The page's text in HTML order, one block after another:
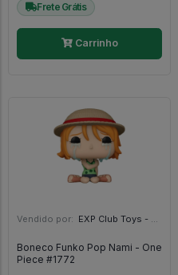
Frete Grátis
Carrinho
Vendido por: EXP Club Toys - SP
Boneco Funko Pop Nami - One
Piece #1772